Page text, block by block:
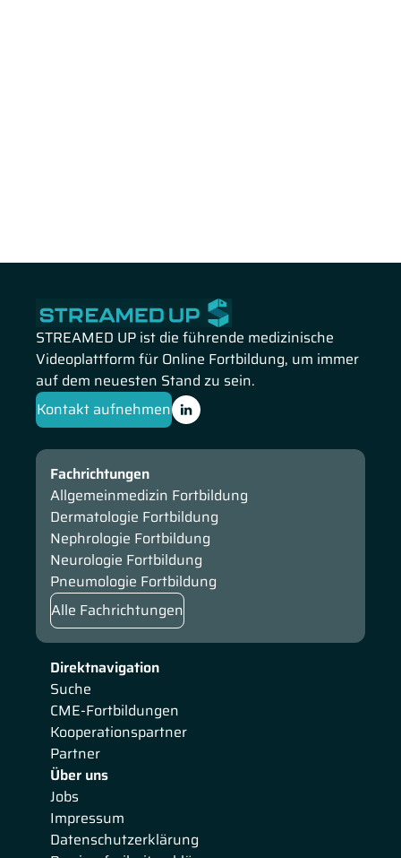
STREAMED UP ist die führende medizinische
Videoplattform für Online Fortbildung, um immer
auf dem neuesten Stand zu sein.
Kontakt aufnehmen
Direktnavigation
Suche
CME-Fortbildungen
Kooperationspartner
Partner
Über uns
Jobs
Impressum
Datenschutzerklärung
Fachrichtungen
Allgemeinmedizin Fortbildung
Dermatologie Fortbildung
Nephrologie Fortbildung
Neurologie Fortbildung
Pneumologie Fortbildung
Alle Fachrichtungen